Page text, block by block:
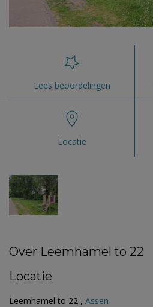
Lees beoordelingen
Locatie
Over Leemhamel to 22
Locatie
Leemhamel to 22 , Assen